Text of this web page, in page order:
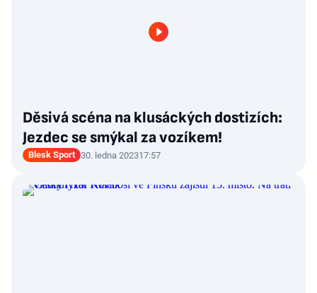
Děsivá scéna na klusáckých dostizích:
Jezdec se smýkal za vozíkem!
Blesk Sport 30. ledna 202317:57